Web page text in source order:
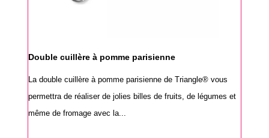
Double cuillère à pomme parisienne
La double cuillère à pomme parisienne de Triangle® vous
permettra de réaliser de jolies billes de fruits, de légumes et
même de fromage avec la...